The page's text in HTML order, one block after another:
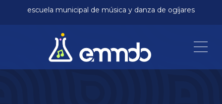
escuela municipal de música y danza de ogíjares